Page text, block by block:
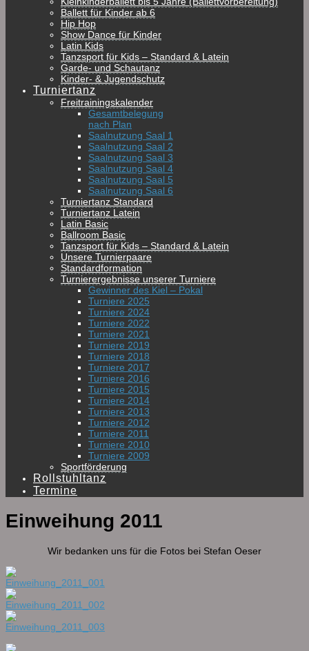
Ballett für Kinder ab 6
Hip Hop
Show Dance für Kinder
Latin Kids
Tanzsport für Kids – Standard & Latein
Garde- und Schautanz
Kinder- & Jugendschutz
Turniertanz
Freitrainingskalender
Gesamtbelegung
nach Plan
Saalnutzung Saal 1
Saalnutzung Saal 2
Saalnutzung Saal 3
Saalnutzung Saal 4
Saalnutzung Saal 5
Saalnutzung Saal 6
Turniertanz Standard
Turniertanz Latein
Latin Basic
Ballroom Basic
Tanzsport für Kids – Standard & Latein
Unsere Turnierpaare
Standardformation
Turnierergebnisse unserer Turniere
Gewinner des Kiel – Pokal
Turniere 2025
Turniere 2024
Turniere 2022
Turniere 2021
Turniere 2019
Turniere 2018
Turniere 2017
Turniere 2016
Turniere 2015
Turniere 2014
Turniere 2013
Turniere 2012
Turniere 2011
Turniere 2010
Turniere 2009
Sportförderung
Rollstuhltanz
Termine
Einweihung 2011
Wir bedanken uns für die Fotos bei Stefan Oeser